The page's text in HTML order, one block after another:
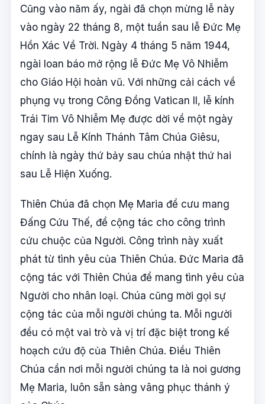
Cũng vào năm ấy, ngài đã chọn mừng lễ này
vào ngày 22 tháng 8, một tuần sau lễ Đức Mẹ
Hồn Xác Về Trời. Ngày 4 tháng 5 năm 1944,
ngài loan báo mở rộng lễ Đức Mẹ Vô Nhiễm
cho Giáo Hội hoàn vũ. Với những cải cách về
phụng vụ trong Công Đồng Vatican II, lễ kính
Trái Tim Vô Nhiễm Mẹ được dời về một ngày
ngay sau Lễ Kính Thánh Tâm Chúa Giêsu,
chính là ngày thứ bảy sau chúa nhật thứ hai
sau Lễ Hiện Xuống.
Thiên Chúa đã chọn Mẹ Maria để cưu mang
Đấng Cứu Thế, để cộng tác cho công trình
cứu chuộc của Người. Công trình này xuất
phát từ tình yêu của Thiên Chúa. Đức Maria đã
cộng tác với Thiên Chúa để mang tình yêu của
Người cho nhân loại. Chúa cũng mời gọi sự
cộng tác của mỗi người chúng ta. Mỗi người
đều có một vai trò và vị trí đặc biệt trong kế
hoạch cứu độ của Thiên Chúa. Điều Thiên
Chúa cần nơi mỗi người chúng ta là noi gương
Mẹ Maria, luôn sẵn sàng vâng phục thánh ý